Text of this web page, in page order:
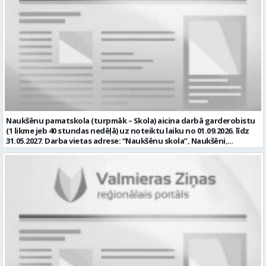
nepieciešamības gadījumos sastādīt tehnisko specifikāciju un veikt
tirgus izpēti; • sekot darba aizsardzības un ugunsdrošības
noteikumu ievērošanai Skolā; • nodrošināt Skolas inženiertīklu
(elektrotīkla, signalizācijas, ūdensvada un kanalizācijas, apkures
sistēmas) savlaicīgu tehnisko apkopi un profilaktisko apkalpošanu,
uzturēšanu kārtībā un piedalīties šajā darbā; • piedalīties Skolas
attīstības plānošanā; • iesaistīties Skolas attīstības mērķu un
uzdevumu īstenošanā, kā arī Skolas īstenotajos projektos; • veikt
Skolas materiālo vērtību uzskaiti, kontroli, piedalīties
inventarizācijas komisijas darbā; un Tev ir: • vēlama augstākā
izglītība; • vēlama izglītības iestādes saimniecisko darbu
valsts valodas prasmes atbilstoši Valsts valodas likuma prasībām; • B
kategorijas vadītāja apliecība; • kompetences: prasme plānot un
organizēt un kvalitatīvi veikt savu darbu; atbildības sajūta,
disciplinētība, precizitāte; komunikācijas un sadarbības prasmes;
psiholoģiskā noturība; prasme strādāt individuāli un komandā; •
labas prasmes darbam ar datoru un citu biroja tehniku; mēs
piedāvājam: • pamatalgu pārbaudes laikā 1052 EUR pirms nodokļu
nomaksas, pēc pārbaudes laika 1105 EUR pirms nodokļu nomaksas; •
iespēju saņemt atvaļinājuma pabalstu; • darba devēja līdzfinansētu
veselības apdrošināšanu pēc pārbaudes laika beigām, kā arī citas
normatīvajos aktos noteiktajam; • drošu, estētisku un sakārtotu
darba vidi. Profesionālās darbības aprakstu (CV) gaidīsim līdz
2026.gada 31.augustam iesniedzot personīgi skolā (adrese:
Naukšēnu pamatskola (turpmāk – Skola) aicina darbā garderobistu
(1 likme jeb 40 stundas nedēļā) uz noteiktu laiku no 01.09.2026. līdz
31.05.2027. Darba vietas adrese: “Naukšēnu skola”, Naukšēni,
Naukšēnu pagasts, Valmieras novads. Ja Tev ir vēlme: • izglītojamo
mobilo tālruņu pieņemšana drošā uzglabāšanā pirms mācību
stundām un to izsniegšana pēc stundu beigām) pieņemšana,
uzglabāšana un izsniegšana; • kārtības un tīrības uzturēšana
garderobes telpās; • bērnu un apmeklētāju laipna un apzinīga
apkalpošana. un Tev ir: • vēlama pamata vai vidējā izglītība; • valsts
valodas prasmes atbilstoši Valsts valodas likuma prasībām; •
kompetences: prasme plānot un organizēt un kvalitatīvi veikt savu
darbu; atbildības sajūta, disciplinētība, precizitāte; komunikācijas
un sadarbības prasmes; • prasme strādāt individuāli un komandā;
mēs piedāvājam: • pamatalgu 780 EUR pirms nodokļu nomaksas; •